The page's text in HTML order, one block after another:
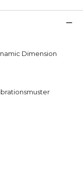
Dimension